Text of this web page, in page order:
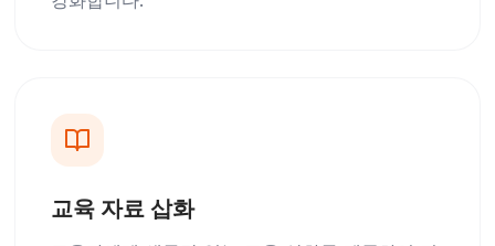
교육 자료 삽화